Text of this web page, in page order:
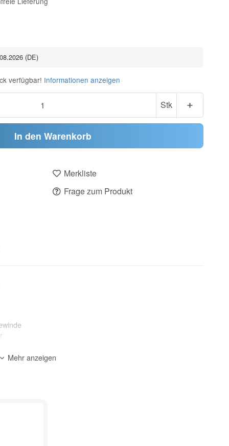
(DE)
verfügbar! Informationen anzeigen
Stk
In den Warenkorb
Merkliste
Frage zum Produkt
Akkuschrauber, Winkelschleifer
Mehr anzeigen